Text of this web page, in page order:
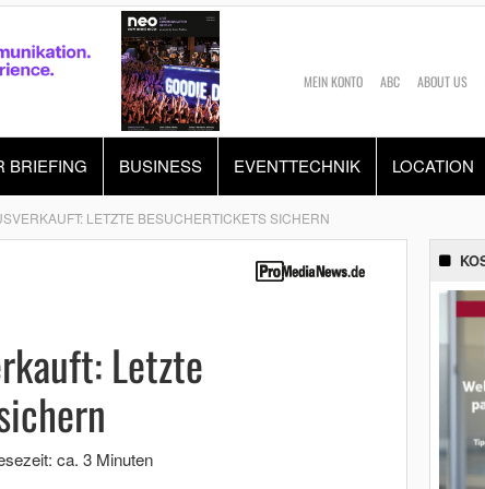
MEIN KONTO ABC ABOUT US
BRIEFING BUSINESS EVENTTECHNIK LOCATION
LETZTE BESUCHERTICKETS SICHERN
Letzte
ca. 3 Minuten